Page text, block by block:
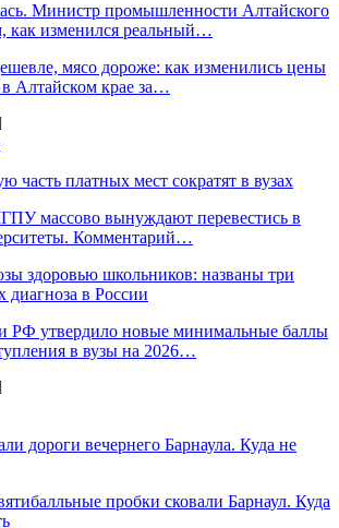
Министр промышленности Алтайского
как изменился реальный…
мясо дороже: как изменились цены
Алтайском крае за…
часть платных мест сократят в вузах
массово вынуждают перевестись в
Комментарий…
здоровью школьников: названы три
диагноза в России
РФ утвердило новые минимальные баллы
в вузы на 2026…
дороги вечернего Барнаула. Куда не
пробки сковали Барнаул. Куда